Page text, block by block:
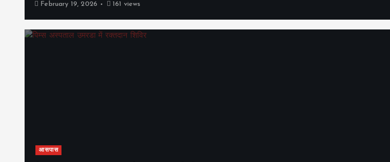
February 19, 2026 161 views
आसपास